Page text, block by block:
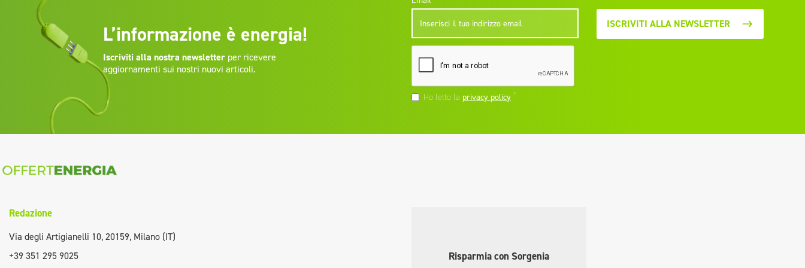
L’informazione è energia!
Iscriviti alla nostra newsletterper ricevere
aggiornamenti sui nostri nuovi articoli.
Ho letto la privacy policy *
ISCRIVITI ALLA NEWSLETTER
Redazione
Via degli Artigianelli 10, 20159, Milano (IT)
+39 351 295 9025
Risparmia con Sorgenia